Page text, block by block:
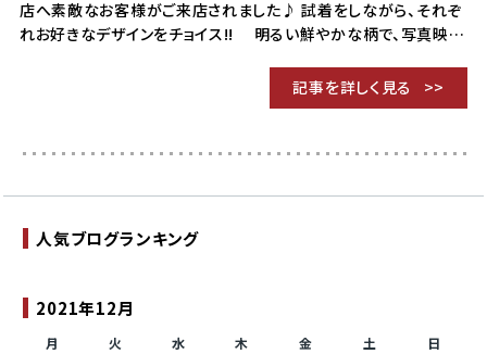
店へ素敵なお客様がご来店されました♪ 試着をしながら、それぞ
れお好きなデザインをチョイス!! 明るい鮮やかな柄で、写真映…
記事を詳しく見る
2021年12月
月 火 水 木 金 土 日
人気ブログランキング